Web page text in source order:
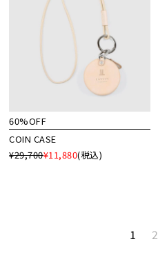
60%OFF
COIN CASE
¥29,700¥11,880(税込)
1 2